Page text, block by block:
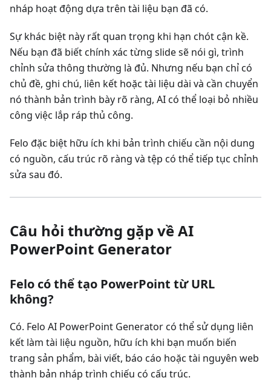
nháp hoạt động dựa trên tài liệu bạn đã có.
Sự khác biệt này rất quan trọng khi hạn chót cận kề.
Nếu bạn đã biết chính xác từng slide sẽ nói gì, trình
chỉnh sửa thông thường là đủ. Nhưng nếu bạn chỉ có
chủ đề, ghi chú, liên kết hoặc tài liệu dài và cần chuyển
nó thành bản trình bày rõ ràng, AI có thể loại bỏ nhiều
công việc lắp ráp thủ công.
Felo đặc biệt hữu ích khi bản trình chiếu cần nội dung
có nguồn, cấu trúc rõ ràng và tệp có thể tiếp tục chỉnh
sửa sau đó.
Câu hỏi thường gặp về AI
PowerPoint Generator
Felo có thể tạo PowerPoint từ URL
không?
Có. Felo AI PowerPoint Generator có thể sử dụng liên
kết làm tài liệu nguồn, hữu ích khi bạn muốn biến
trang sản phẩm, bài viết, báo cáo hoặc tài nguyên web
thành bản nháp trình chiếu có cấu trúc.